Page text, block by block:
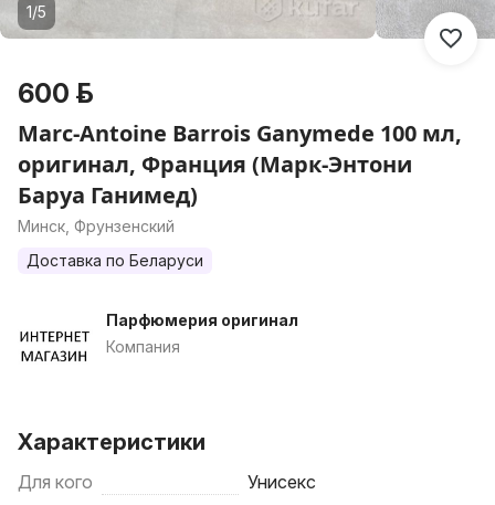
1/5
600 р.
Marc-Antoine Barrois Ganymede 100 мл,
оригинал, Франция (Марк-Энтони
Баруа Ганимед)
Минск, Фрунзенский
Доставка по Беларуси
Парфюмерия оригинал
Компания
Характеристики
Для кого
Унисекс